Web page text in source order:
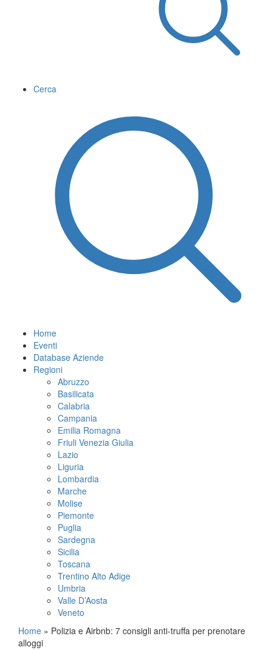
Cerca
Home
Eventi
Database Aziende
Regioni
Abruzzo
Basilicata
Calabria
Campania
Emilia Romagna
Friuli Venezia Giulia
Lazio
Liguria
Lombardia
Marche
Molise
Piemonte
Puglia
Sardegna
Sicilia
Toscana
Trentino Alto Adige
Umbria
Valle D’Aosta
Veneto
Home » Polizia e Airbnb: 7 consigli anti-truffa per prenotare
alloggi